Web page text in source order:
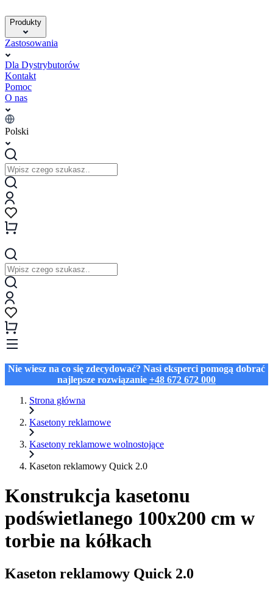
Produkty
Zastosowania
Dla Dystrybutorów
Kontakt
Pomoc
O nas
Polski
Nie wiesz na co się zdecydować? Nasi eksperci pomogą dobrać
najlepsze rozwiązanie +48 672 672 000
Strona główna
Kasetony reklamowe
Kasetony reklamowe wolnostojące
Kaseton reklamowy Quick 2.0
Konstrukcja kasetonu
podświetlanego 100x200 cm w
torbie na kółkach
Kaseton reklamowy Quick 2.0